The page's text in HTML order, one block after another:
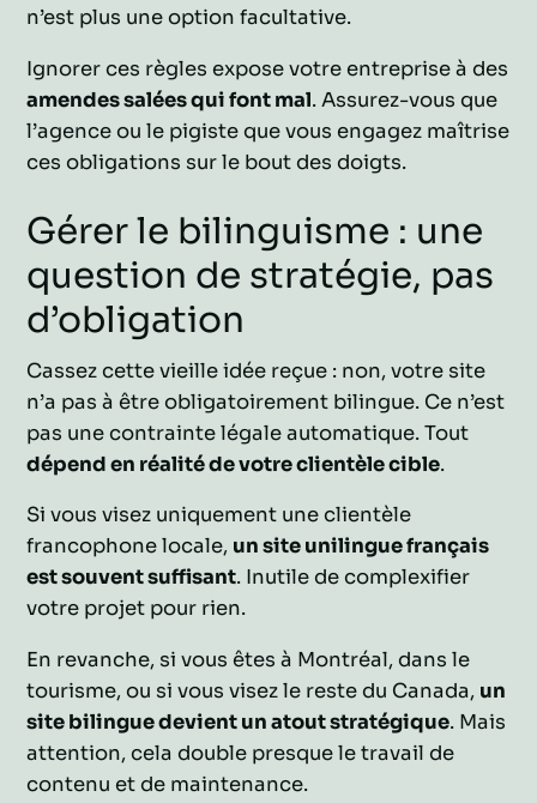
n’est plus une option facultative.
Ignorer ces règles expose votre entreprise à des
amendes salées qui font mal. Assurez-vous que
l’agence ou le pigiste que vous engagez maîtrise
ces obligations sur le bout des doigts.
Gérer le bilinguisme : une
question de stratégie, pas
d’obligation
Cassez cette vieille idée reçue : non, votre site
n’a pas à être obligatoirement bilingue. Ce n’est
pas une contrainte légale automatique. Tout
dépend en réalité de votre clientèle cible.
Si vous visez uniquement une clientèle
francophone locale, un site unilingue français
est souvent suffisant. Inutile de complexifier
votre projet pour rien.
En revanche, si vous êtes à Montréal, dans le
tourisme, ou si vous visez le reste du Canada, un
site bilingue devient un atout stratégique. Mais
attention, cela double presque le travail de
contenu et de maintenance.